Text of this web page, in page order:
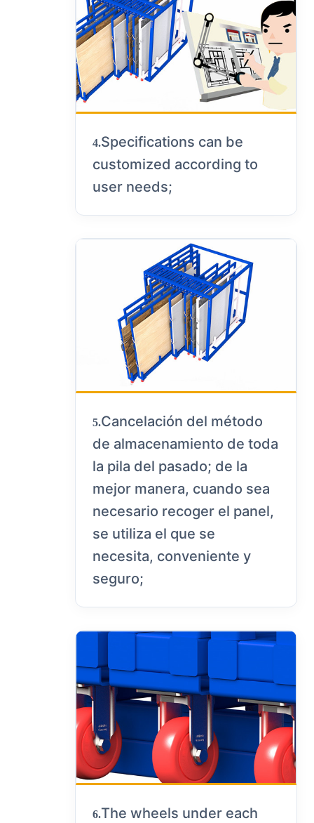
4.Specifications can be
customized according to
user needs;
5.Cancelación del método
de almacenamiento de toda
la pila del pasado; de la
mejor manera, cuando sea
necesario recoger el panel,
se utiliza el que se
necesita, conveniente y
seguro;
6.The wheels under each